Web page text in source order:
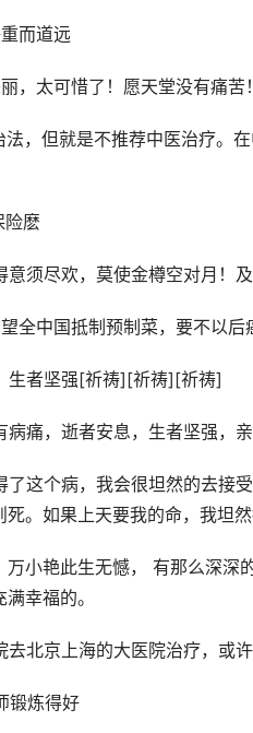
而道远
，太可惜了！愿天堂没有痛苦！
，但就是不推荐中医治疗。
险麽
意须尽欢，莫使金樽空对月！
全中国抵制预制菜，要不以
生者坚强[祈祷][祈祷][祈祷]
病痛，逝者安息，生者坚强，
了这个病，我会很坦然的去接
。如果上天要我的命，我坦
万小艳此生无憾， 有那么深
幸福的。
去北京上海的大医院治疗，或
锻炼得好